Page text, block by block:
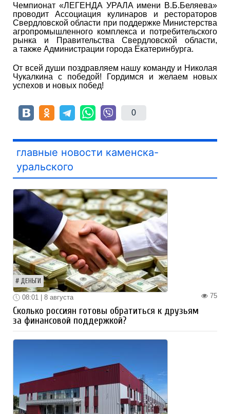
Чемпионат «ЛЕГЕНДА УРАЛА имени В.Б.Беляева»
проводит Ассоциация кулинаров и рестораторов
Свердловской области при поддержке Министерства
агропромышленного комплекса и потребительского
рынка и Правительства Свердловской области,
а также Администрации города Екатеринбурга.
От всей души поздравляем нашу команду и Николая
Чукалкина с победой! Гордимся и желаем новых
успехов и новых побед!
0
главные новости каменска-
уральского
ДЕНЬГИ
75
08:01 | 8 августа
Сколько россиян готовы обратиться к друзьям
за финансовой поддержкой?